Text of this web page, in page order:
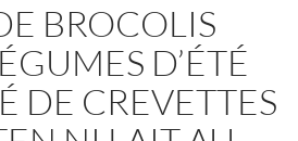
BROCOLIS
D’ÉTÉ
DE CREVETTES